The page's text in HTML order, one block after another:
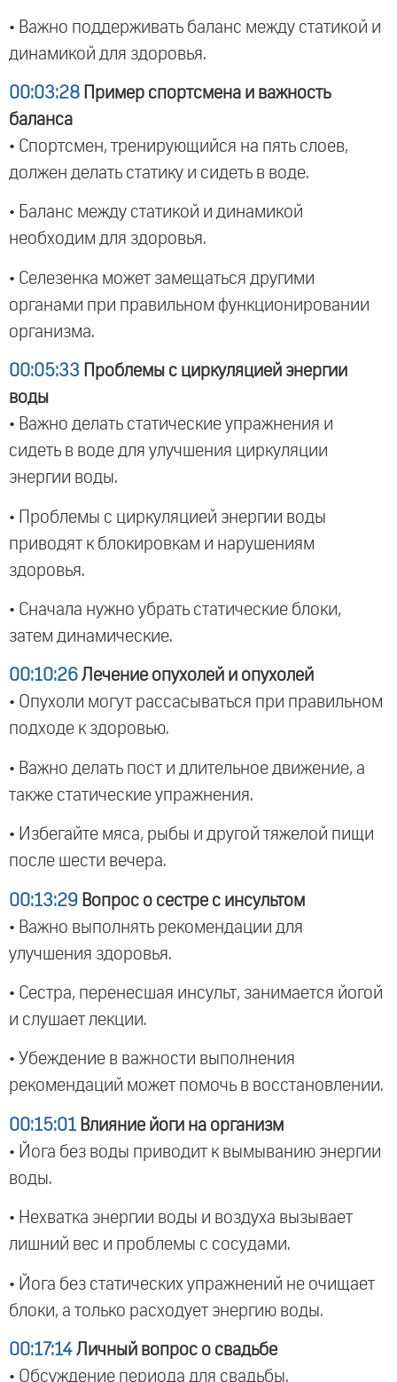
• Важно поддерживать баланс между статикой и
динамикой для здоровья.
00:03:28 Пример спортсмена и важность
баланса
• Спортсмен, тренирующийся на пять слоев,
должен делать статику и сидеть в воде.
• Баланс между статикой и динамикой
необходим для здоровья.
• Селезенка может замещаться другими
органами при правильном функционировании
организма.
00:05:33 Проблемы с циркуляцией энергии
воды
• Важно делать статические упражнения и
сидеть в воде для улучшения циркуляции
энергии воды.
• Проблемы с циркуляцией энергии воды
приводят к блокировкам и нарушениям
здоровья.
• Сначала нужно убрать статические блоки,
затем динамические.
00:10:26 Лечение опухолей и опухолей
• Опухоли могут рассасываться при правильном
подходе к здоровью.
• Важно делать пост и длительное движение, а
также статические упражнения.
• Избегайте мяса, рыбы и другой тяжелой пищи
после шести вечера.
00:13:29 Вопрос о сестре с инсультом
• Важно выполнять рекомендации для
улучшения здоровья.
• Сестра, перенесшая инсульт, занимается йогой
и слушает лекции.
• Убеждение в важности выполнения
рекомендаций может помочь в восстановлении.
00:15:01 Влияние йоги на организм
• Йога без воды приводит к вымыванию энергии
воды.
• Нехватка энергии воды и воздуха вызывает
лишний вес и проблемы с сосудами.
• Йога без статических упражнений не очищает
блоки, а только расходует энергию воды.
00:17:14 Личный вопрос о свадьбе
• Обсуждение периода для свадьбы.